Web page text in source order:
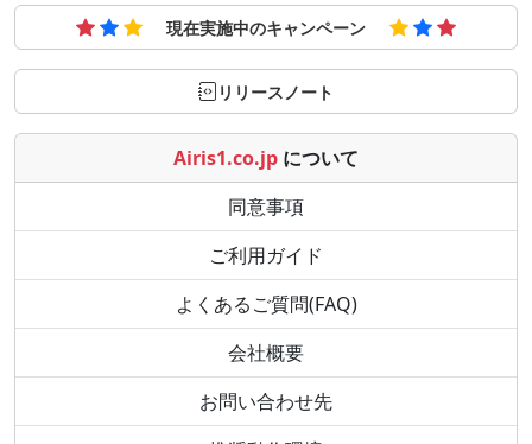
現在実施中のキャンペーン
リリースノート
Airis1.co.jp について
同意事項
ご利用ガイド
よくあるご質問(FAQ)
会社概要
お問い合わせ先